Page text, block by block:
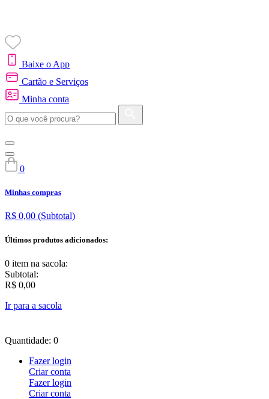
Baixe o App
Cartão e Serviços
Minha conta
0
Minhas compras
R$ 0,00 (Subtotal)
Últimos produtos adicionados:
0 item na sacola:
Subtotal:
R$ 0,00
Ir para a sacola
Quantidade: 0
Fazer login
Criar conta
Fazer login
Criar conta